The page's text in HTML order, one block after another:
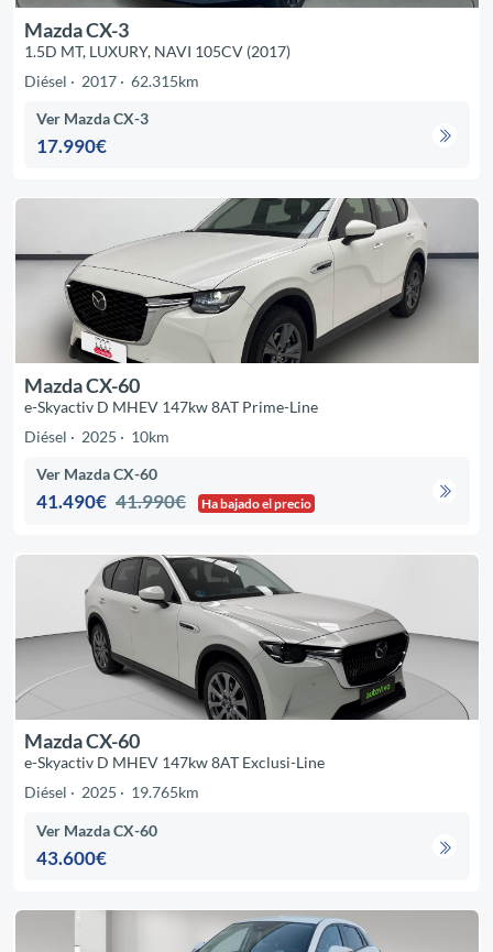
Mazda CX-3
1.5D MT, LUXURY, NAVI 105CV (2017)
Diésel
2017 62.315km
Ver Mazda CX-3
17.990€
Mazda CX-60
e-Skyactiv D MHEV 147kw 8AT Prime-Line
Diésel
2025 10km
Ver Mazda CX-60
41.490€ 41.990€ Ha bajado el precio
Mazda CX-60
e-Skyactiv D MHEV 147kw 8AT Exclusi-Line
Diésel
2025 19.765km
Ver Mazda CX-60
43.600€